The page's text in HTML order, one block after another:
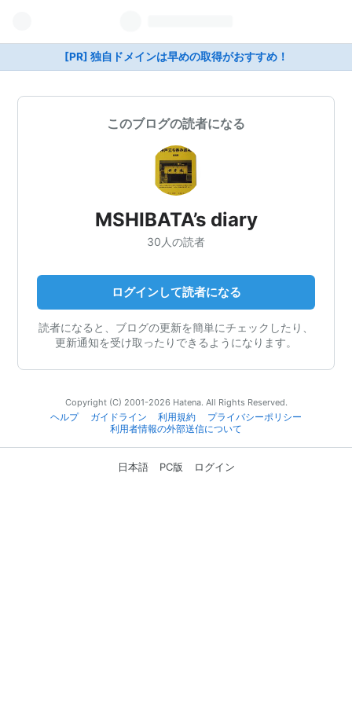
[PR] 独自ドメインは早めの取得がおすすめ！
このブログの読者になる
MSHIBATA’s diary
30人の読者
ログインして読者になる
読者になると、ブログの更新を簡単にチェックしたり、
更新通知を受け取ったりできるようになります。
Copyright (C) 2001-2026 Hatena. All Rights Reserved.
ヘルプ
ガイドライン 利用規約
プライバシーポリシー
利用者情報の外部送信について
日本語 PC版 ログイン